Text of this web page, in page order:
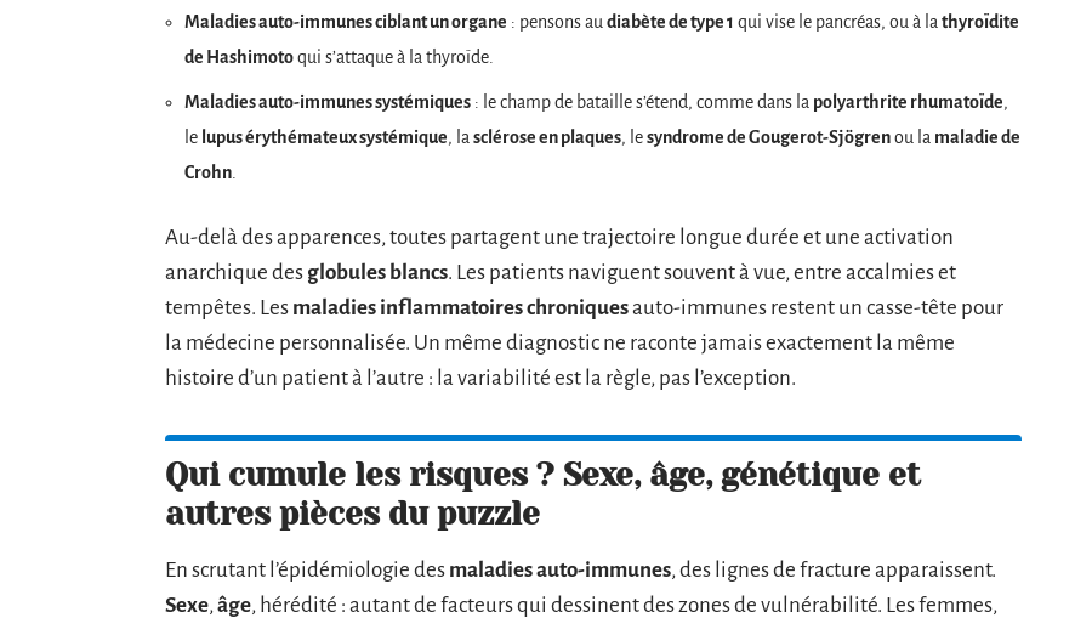
Maladies auto-immunes ciblant un organe : pensons au diabète de type 1 qui vise le pancréas, ou à la thyroïdite
de Hashimotoqui s’attaque à la thyroïde.
Maladies auto-immunes systémiques : le champ de bataille s’étend, comme dans la polyarthrite rhumatoïde,
le lupus érythémateux systémique, la sclérose en plaques, lesyndrome de Gougerot-Sjögrenou la maladie de
Crohn
Au-delà des apparences, toutes partagent une trajectoire longue durée et une activation
anarchique des globules blancs. Les patients naviguent souvent à vue, entre accalmies et
tempêtes. Les maladies inflammatoires chroniquesauto-immunes restent un casse-tête pour
la médecine personnalisée. Un même diagnostic ne raconte jamais exactement la même
histoire d’un patient à l’autre : la variabilité est la règle, pas l’exception.
Qui cumule les risques ? Sexe, âge, génétique et
autres pièces du puzzle
En scrutant l’épidémiologie des maladies auto-immunes, des lignes de fracture apparaissent.
Sexe,âge, hérédité : autant de facteurs qui dessinent des zones de vulnérabilité. Les femmes,